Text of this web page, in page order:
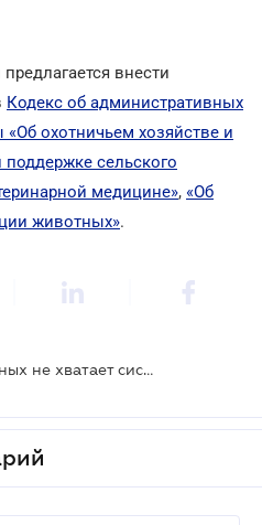
внести
Кодекс об административных
«Об охотничьем хозяйстве и
поддержке сельского
медицине», «Об
животных».
Борьбе с болезнями животных не хватает системности